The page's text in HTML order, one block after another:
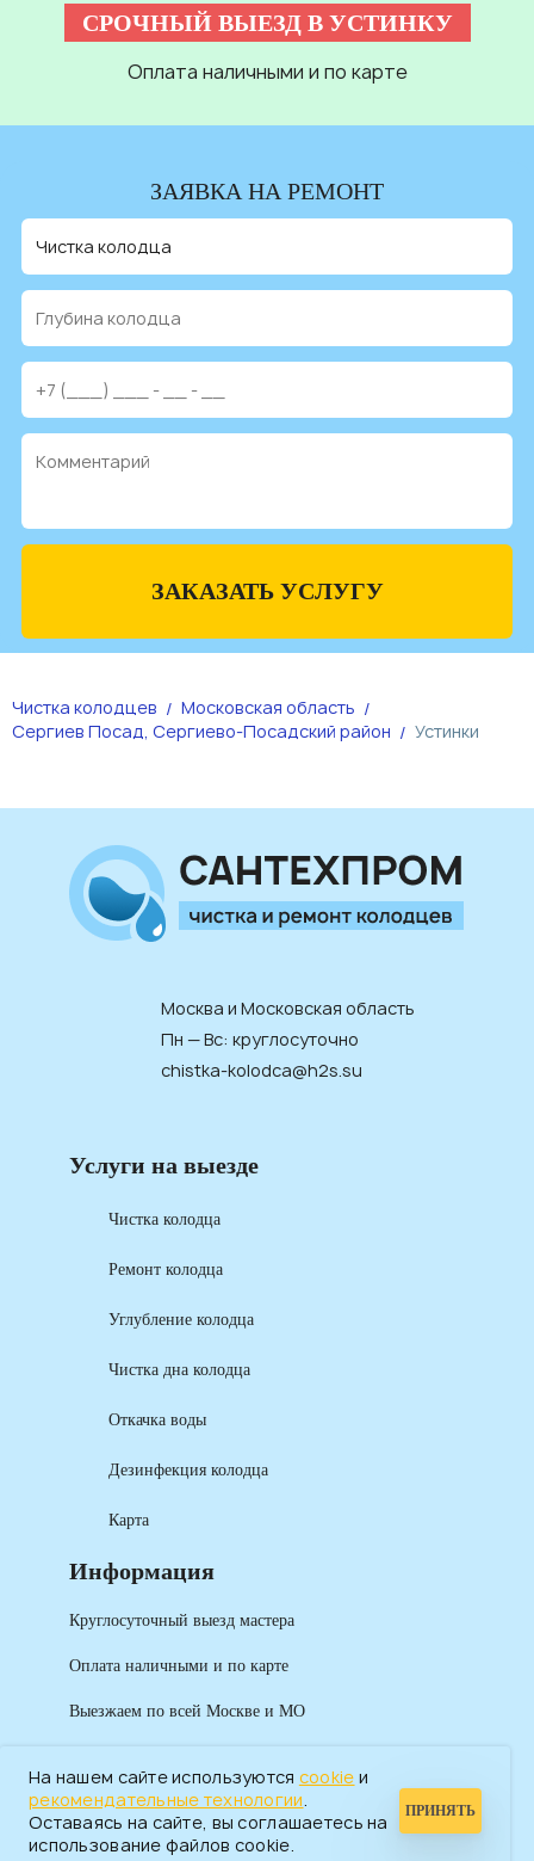
СРОЧНЫЙ ВЫЕЗД В УСТИНКУ
Оплата наличными и по карте
ЗАЯВКА НА РЕМОНТ
ЗАКАЗАТЬ УСЛУГУ
Чистка колодцев
Московская область
Сергиев Посад, Сергиево-Посадский район
Устинки
Услуги на выезде
Чистка колодца
Ремонт колодца
Углубление колодца
Чистка дна колодца
Откачка воды
Дезинфекция колодца
Карта
Информация
Круглосуточный выезд мастера
Оплата наличными и по карте
Выезжаем по всей Москве и МО
Москва и Московская область
Пн — Вс: круглосуточно
chistka-kolodca@h2s.su
2026 САНТЕХПРОМ
На нашем сайте используются cookie и
рекомендательные технологии.
Оставаясь на сайте, вы соглашаетесь на
использование файлов cookie.
ПРИНЯТЬ